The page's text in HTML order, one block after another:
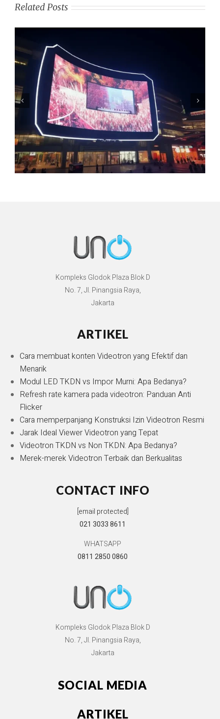
Related Posts
Kompleks Glodok Plaza Blok D
No. 7, Jl. Pinangsia Raya,
Jakarta
ARTIKEL
Cara membuat konten Videotron yang Efektif dan
Menarik
Modul LED TKDN vs Impor Murni: Apa Bedanya?
Refresh rate kamera pada videotron: Panduan Anti
Flicker
Cara memperpanjang Konstruksi Izin Videotron Resmi
Jarak Ideal Viewer Videotron yang Tepat
Videotron TKDN vs Non TKDN: Apa Bedanya?
Merek-merek Videotron Terbaik dan Berkualitas
CONTACT INFO
[email protected]
021 3033 8611
WHATSAPP
0811 2850 0860
Kompleks Glodok Plaza Blok D
No. 7, Jl. Pinangsia Raya,
Jakarta
SOCIAL MEDIA
ARTIKEL